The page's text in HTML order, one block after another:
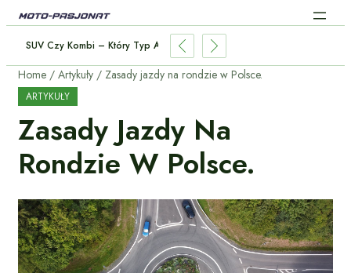
– Które Systemy Naprawdę Ratują Życie?
Home Artykuły Zasady jazdy na rondzie w Polsce.
ARTYKUŁY
Zasady Jazdy Na
Rondzie W Polsce.